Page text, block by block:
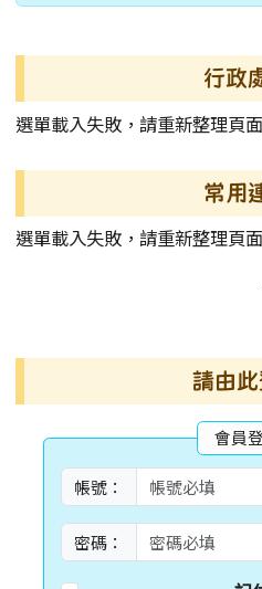
行政
選單載入失敗，請重新整理頁
常用
選單載入失敗，請重新整理頁
請由
會員
帳號：
密碼：